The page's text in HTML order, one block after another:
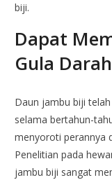
biji.
Dapat
Gula Darah
Daun jambu biji
selama bertahun-
menyoroti perannya
Penelitian pada
jambu biji sangat